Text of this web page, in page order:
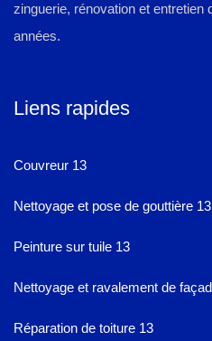
zinguerie, rénovation et entretien
années.
Liens rapides
Couvreur 13
Nettoyage et pose de gouttière 13
Peinture sur tuile 13
Nettoyage et ravalement de
Réparation de toiture 13